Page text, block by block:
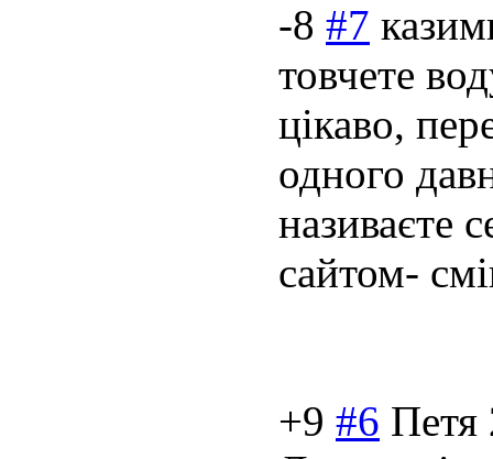
-8 #7
товчете
цікаво,
одного
називаєте
сайтом-
+9 #6 Петя